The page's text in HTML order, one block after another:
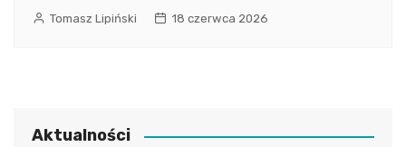
Tomasz Lipiński 18 czerwca 2026
Aktualności